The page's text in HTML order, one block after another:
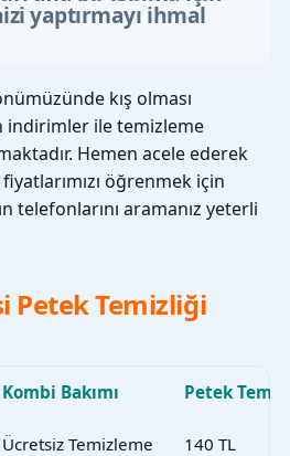
yaptırmayı ihmal
kış olması
indirimler ile temizleme
Hemen acele ederek
öğrenmek için
telefonlarını aramanız yeterli
Petek Temizliği
Kombi Bakımı Petek
Ücretsiz Temizleme 140 TL